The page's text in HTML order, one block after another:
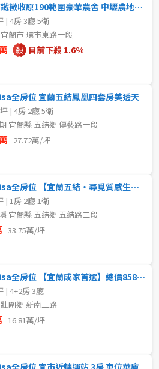
不限
礁溪鄉
壯圍鄉
冬山鄉
樓中樓
店面
宜蘭高鐵徵收原190範圍豪華農舍 中壢農地建地
| 4房 3廳 5衛
蘭市 環市東路一段
目前下殺 1.6%
全房位 宜蘭五結鳳凰四套房美透天
| 4房 2廳 5衛
宜蘭縣 五結鄉 傳藝路一段
27.72萬/坪
宜蘭 Lisa全房位 【宜蘭五結・尋覓質感生活，低總價享受稀有華廈】
| 1房 2廳 1衛
宜蘭縣 五結鄉 五結路二段
33.75萬/坪
宜蘭 Lisa全房位 【宜蘭成家首選】總價858萬買51坪大透天！卡
| 4+2房 3廳
圍鄉 新南三路
16.81萬/坪
全房位 宜市近轉運站 3房 車位華廈